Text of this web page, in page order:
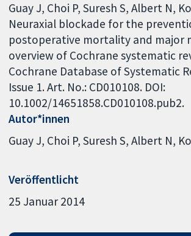
Guay J, Choi P, Suresh S, Albert N,
Neuraxial blockade for the
postoperative mortality and major
overview of Cochrane systematic
Cochrane Database of Systematic
Issue 1. Art. No.: CD010108. DOI:
10.1002/14651858.CD010108.pub2.
Autor*innen
Guay J Choi P Suresh S Albert N
Veröffentlicht
25 Januar 2014